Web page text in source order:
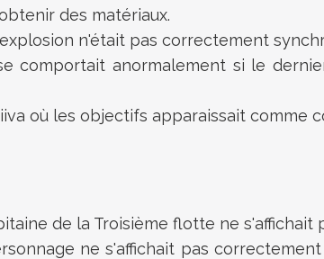
des matériaux.
n'était pas correctement
comportait anormalement si le
où les objectifs apparaissait comme
de la Troisième flotte ne s'affichait
ne s'affichait pas